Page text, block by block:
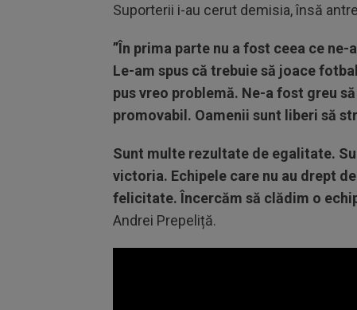
Suporterii i-au cerut demisia, însă
”În prima parte nu a fost ceea ce
Le-am spus că trebuie să joace
pus vreo problemă. Ne-a fost greu
promovabil. Oamenii sunt liberi să
Sunt multe rezultate de egalitate.
victoria. Echipele care nu au drept
felicitate. Încercăm să clădim o
Andrei Prepeliță.